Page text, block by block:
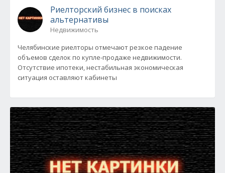
Риелторский бизнес в поисках
альтернативы
Недвижимость
Челябинские риелторы отмечают резкое падение
объемов сделок по купле-продаже недвижимости.
Отсутствие ипотеки, нестабильная экономическая
ситуация оставляют кабинеты